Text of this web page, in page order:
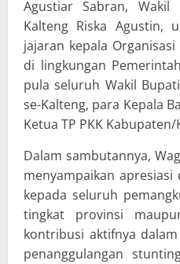
Agustiar Sabran,
Kalteng Riska Agustin,
jajaran kepala
di lingkungan
pula seluruh Wakil
se-Kalteng, para Kepala
Ketua TP PKK
Dalam sambutannya,
menyampaikan
kepada seluruh
tingkat provinsi
kontribusi aktifnya
penanggulangan